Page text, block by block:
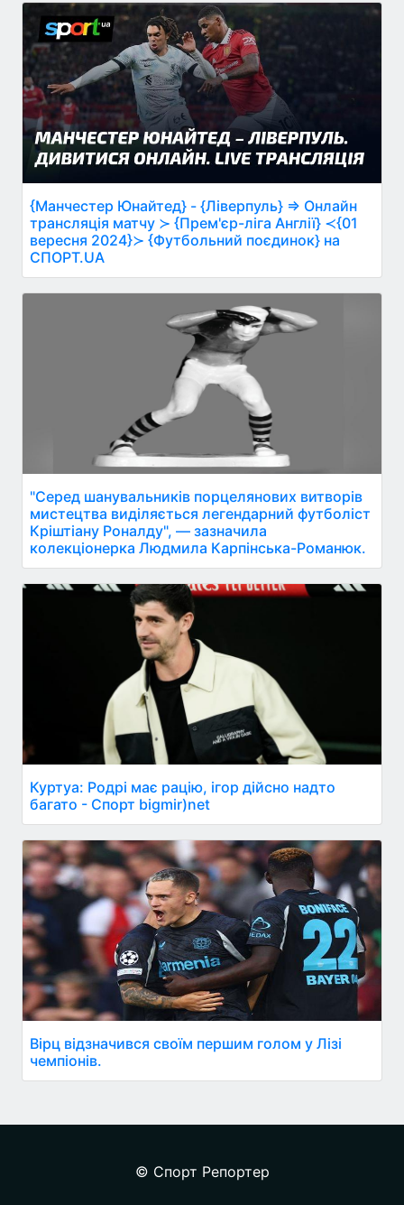
{Манчестер Юнайтед} - {Ліверпуль} ⇒ Онлайн
трансляція матчу ≻ {Прем'єр-ліга Англії} ≺{01
вересня 2024}≻ {Футбольний поєдинок} на
СПОРТ.UA
"Серед шанувальників порцелянових витворів
мистецтва виділяється легендарний футболіст
Кріштіану Роналду", — зазначила
колекціонерка Людмила Карпінська-Романюк.
Куртуа: Родрі має рацію, ігор дійсно надто
багато - Спорт bigmir)net
Вірц відзначився своїм першим голом у Лізі
чемпіонів.
© Спорт Репортер